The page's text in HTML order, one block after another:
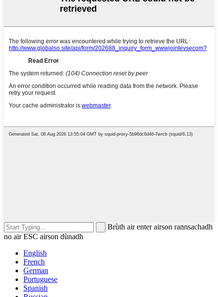
Brùth air enter airson rannsachadh
no air ESC airson dùnadh
English
French
German
Portuguese
Spanish